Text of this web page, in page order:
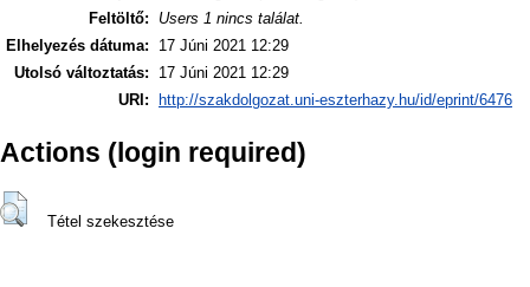
Feltöltő:
Users 1 nincs találat.
Elhelyezés dátuma:
17 Júni 2021 12:29
Utolsó változtatás:
17 Júni 2021 12:29
URI:
http://szakdolgozat.uni-eszterhazy.hu/id/eprint/6476
Actions (login required)
Tétel szekesztése